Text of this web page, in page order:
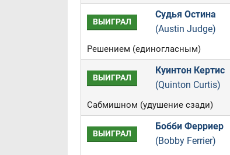
ВЫИГРАЛ
Судья Остина
(Austin Judge)
Решением (единогласным)
ВЫИГРАЛ
Куинтон Кертис
(Quinton Curtis)
Сабмишном (удушение сзади)
ВЫИГРАЛ
Бобби Ферриер
(Bobby Ferrier)